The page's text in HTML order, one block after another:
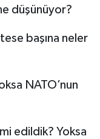
düşünüyor?
başına neler
NATO’nun
edildik? Yoksa